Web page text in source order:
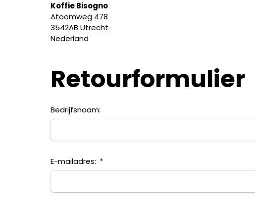
Koffie Bisogno
Atoomweg 478
3542AB Utrecht
Nederland
Retourformulier
Bedrijfsnaam:
E-mailadres: